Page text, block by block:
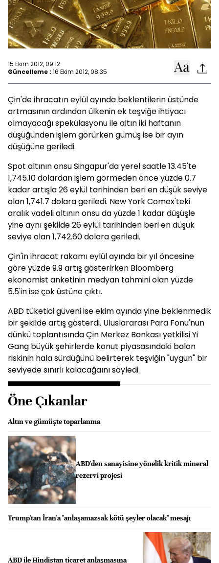
15 Ekim 2012, 09:12
Güncelleme : 16 Ekim 2012, 08:35
Çin'de ihracatın eylül ayında beklentilerin üstünde
artmasının ardından ülkenin ek teşviğe ihtiyacı
olmayacağı spekülasyonu ile altın iki haftanın
düşüğünden işlem görürken gümüş ise bir ayın
düşüğüne geriledi.
Spot altının onsu Singapur'da yerel saatle 13.45'te
1,745.10 dolardan işlem görmeden önceyüzde 0.7
kadar artışla 26 eylül tarihinden beri en düşük seviye
olan1,741.7 dolara geriledi. New York Comex'teki
aralık vadeli altının onsu da yüzde 1 kadar düşüşle
yine aynı şekilde 26 eylül tarihinden beri en düşük
seviye olan 1,742.60 dolara geriledi.
Çin'in ihracat rakamı eylül ayında bir yıl öncesine
göre yüzde 9.9 artış gösterirken Bloomberg
ekonomist anketinin medyan tahmini olan yüzde
5.5'in ise çok üstüne çıktı.
ABD tüketici güveni ise ekim ayında yine beklenmedik
bir şekilde artış gösterdi. Uluslararası Para Fonu'nun
dünkü toplantısında Çin Merkez Bankası yetkilisi Yi
Gang büyük şehirlerde konut piyasasındaki balon
riskinin hala sürdüğünü belirterek teşviğin "uygun" bir
seviyede sınırlı kalacağaını söyledi.
Öne Çıkanlar
Altın ve gümüşte toparlanma
ABD'den sanayisine yönelik kritik mineral
rezervi projesi
Trump'tan İran'a "anlaşamazsak kötü şeyler olacak" mesajı
ABD ile Hindistan ticaret anlaşmasına